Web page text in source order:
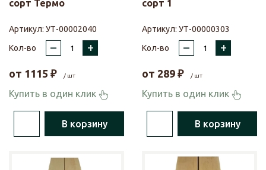
сорт Термо
Артикул: УТ-00002040
Кол-во
– +
от 1115 ₽ / шт
Купить в один клик
В корзину
сорт 1
Артикул: УТ-00000303
Кол-во
– +
от 289 ₽ / шт
Купить в один клик
В корзину